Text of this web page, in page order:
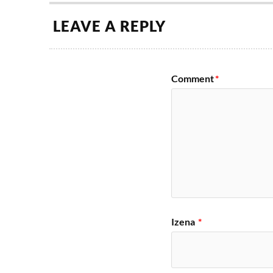
LEAVE A REPLY
Comment*
Izena *